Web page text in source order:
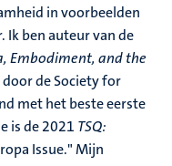
in voorbeelden
Ik ben auteur van de
Embodiment, and the
de Society for
met het beste eerste
is de 2021 TSQ:
Issue." Mijn